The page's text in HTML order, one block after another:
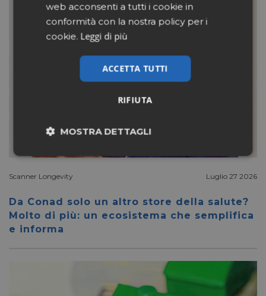
Scanner Longevity Luglio 27 2026
Da Conad solo un altro store della salute?
Molto di più: un ecosistema che semplifica
e informa
web acconsenti a tutti i cookie in
conformità con la nostra policy per i
cookie. Leggi di più
ACCETTA TUTTI
RIFIUTA
MOSTRA DETTAGLI
Necessari Marketing
Non classificati
Marketing Non classificati